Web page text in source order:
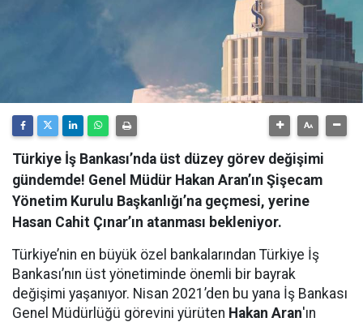
Türkiye İş Bankası’nda üst düzey görev değişimi
gündemde! Genel Müdür Hakan Aran’ın Şişecam
Yönetim Kurulu Başkanlığı’na geçmesi, yerine
Hasan Cahit Çınar’ın atanması bekleniyor.
Türkiye’nin en büyük özel bankalarından Türkiye İş
Bankası’nın üst yönetiminde önemli bir bayrak
değişimi yaşanıyor. Nisan 2021’den bu yana İş Bankası
Genel Müdürlüğü görevini yürüten Hakan Aran'ın